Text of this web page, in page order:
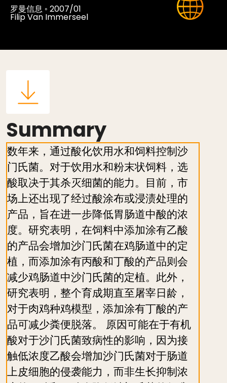
罗曼信息 ◦ 2007/01
Filip Van Immerseel
Summary
数年来，通过酸化饮用水和饲料控制沙
门氏菌。对于饮用水和粉末状饲料，选
酸取决于其杀灭细菌的能力。目前，市
场上还出现了经过酸涂布或浸渍处理的
产品，旨在进一步降低胃肠道中酸的浓
度。研究表明，在饲料中添加涂有乙酸
的产品会增加沙门氏菌在鸡肠道中的定
植，而添加涂有丙酸和丁酸的产品则会
减少鸡肠道中沙门氏菌的定植。此外，
研究表明，整个育成期直至屠宰日龄，
对于肉鸡种鸡模型，添加涂有丁酸的产
品可减少粪便脱落。 原因可能在于有机
酸对于沙门氏菌致病性的影响，因为接
触低浓度乙酸会增加沙门氏菌对于肠道
上皮细胞的侵袭能力，而非生长抑制浓